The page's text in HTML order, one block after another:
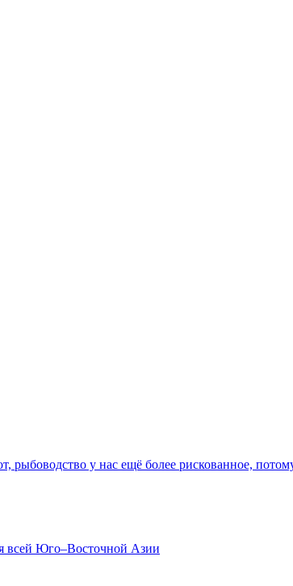
рыбоводство у нас ещё более рискованное,
всей Юго–Восточной Азии